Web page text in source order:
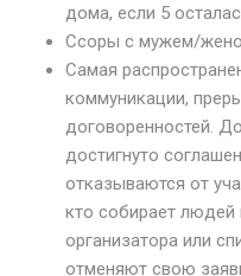
дома, если 5
Ссоры с мужем/
Самая
коммуникации,
договоренностей.
достигнуто
отказываются от
кто собирает людей
организатора или
отменяют свою